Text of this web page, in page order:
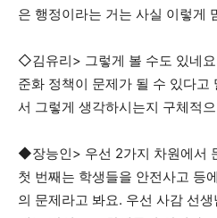
은 행정이라는 거는 사실 이렇게
◇김유리> 그렇게 볼 수도 있네
준화 정책이 문제가 될 수 있다고
서 그렇게 생각하시는지 구체적
◆장능인> 우선 2가지 차원에서
첫 번째는 학생들을 안전사고 등
의 문제라고 봐요. 우선 사감 선